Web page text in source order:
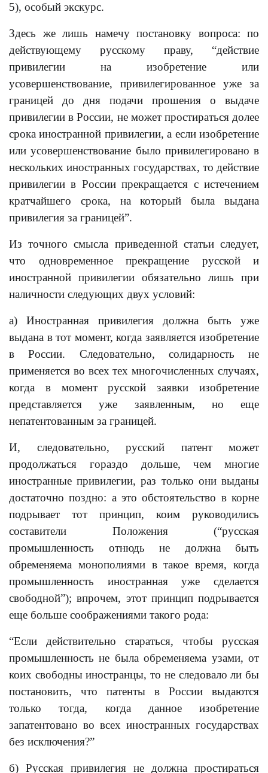
5), особый экскурс.
Здесь же лишь намечу постановку вопроса: по
действующему русскому праву, “действие
привилегии на изобретение или
усовершенствование, привилегированное уже за
границей до дня подачи прошения о выдаче
привилегии в России, не может простираться долее
срока иностранной привилегии, а если изобретение
или усовершенствование было привилегировано в
нескольких иностранных государствах, то действие
привилегии в России прекращается с истечением
кратчайшего срока, на который была выдана
привилегия за границей”.
Из точного смысла приведенной статьи следует,
что одновременное прекращение русской и
иностранной привилегии обязательно лишь при
наличности следующих двух условий:
а) Иностранная привилегия должна быть уже
выдана в тот момент, когда заявляется изобретение
в России. Следовательно, солидарность не
применяется во всех тех многочисленных случаях,
когда в момент русской заявки изобретение
представляется уже заявленным, но еще
непатентованным за границей.
И, следовательно, русский патент может
продолжаться гораздо дольше, чем многие
иностранные привилегии, раз только они выданы
достаточно поздно: а это обстоятельство в корне
подрывает тот принцип, коим руководились
составители Положения (“русская
промышленность отнюдь не должна быть
обременяема монополиями в такое время, когда
промышленность иностранная уже сделается
свободной”); впрочем, этот принцип подрывается
еще больше соображениями такого рода:
“Если действительно стараться, чтобы русская
промышленность не была обременяема узами, от
коих свободны иностранцы, то не следовало ли бы
постановить, что патенты в России выдаются
только тогда, когда данное изобретение
запатентовано во всех иностранных государствах
без исключения?”
б) Русская привилегия не должна простираться